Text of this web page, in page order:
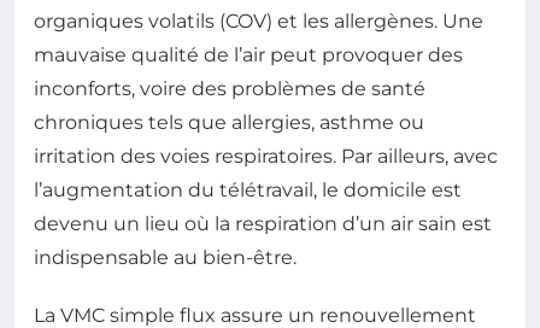
organiques volatils (COV) et les allergènes. Une
mauvaise qualité de l’air peut provoquer des
inconforts, voire des problèmes de santé
chroniques tels que allergies, asthme ou
irritation des voies respiratoires. Par ailleurs, avec
l’augmentation du télétravail, le domicile est
devenu un lieu où la respiration d’un air sain est
indispensable au bien-être.
La VMC simple flux assure un renouvellement